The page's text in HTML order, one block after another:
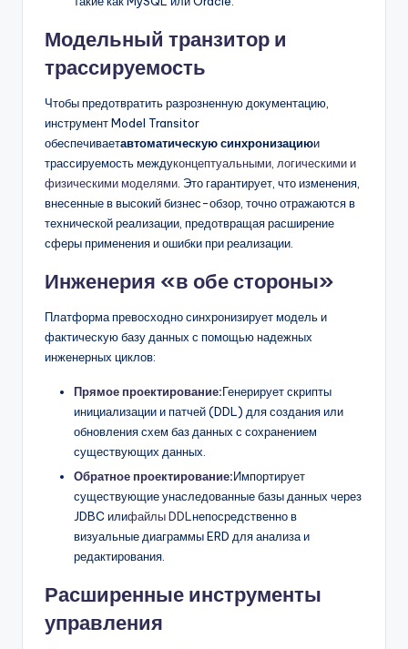
Модельный транзитор и
трассируемость
Чтобы предотвратить разрозненную документацию,
инструмент Model Transitor
обеспечиваетавтоматическую синхронизациюи
трассируемость междуконцептуальными, логическими и
физическими моделями . Это гарантирует, что изменения,
внесенные в высокий бизнес-обзор, точно отражаются в
технической реализации, предотвращая расширение
сферы применения и ошибки при реализации.
Инженерия «в обе стороны»
Платформа превосходно синхронизирует модель и
фактическую базу данных с помощью надежных
инженерных циклов:
Прямое проектирование:Генерирует скрипты
инициализации и патчей (DDL) для создания или
обновления схем баз данных с сохранением
существующих данных.
Обратное проектирование:Импортирует
существующие унаследованные базы данных через
JDBC илифайлы DDL непосредственно в
визуальные диаграммы ERD для анализа и
редактирования.
Расширенные инструменты
управления